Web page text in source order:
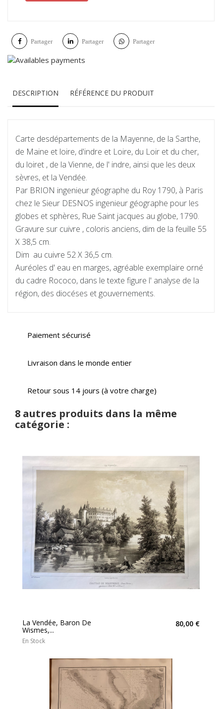
Partager Partager Partager
DESCRIPTION RÉFÉRENCE DU PRODUIT
Carte desdépartements de la Mayenne, de la Sarthe,
de Maine et loire, d'indre et Loire, du Loir et du cher,
du loiret , de la Vienne, de l' indre, ainsi que les deux
sèvres, et la Vendée.
Par BRION ingenieur géographe du Roy 1790, à Paris
chez le Sieur DESNOS ingenieur géographe pour les
globes et sphères, Rue Saint jacques au globe, 1790.
Gravure sur cuivre , coloris anciens, dim de la feuille 55
X 38,5 cm.
Dim au cuivre 52 X 36,5 cm.
Auréoles d' eau en marges, agréable exemplaire orné
du cadre Rococo, dans le texte figure l' analyse de la
région, des diocéses et gouvernements.
Paiement sécurisé
Livraison dans le monde entier
Retour sous 14 jours (à votre charge)
8 autres produits dans la même
catégorie :
La Vendée, Baron De
Wismes,...
80,00 €
En Stock